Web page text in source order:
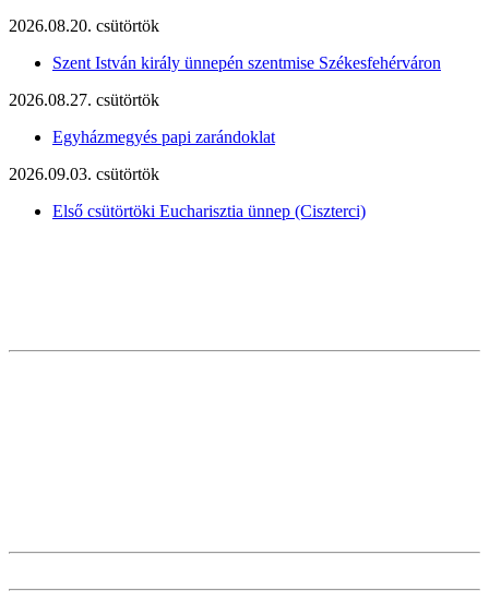
2026.08.20. csütörtök
Szent István király ünnepén szentmise Székesfehérváron
2026.08.27. csütörtök
Egyházmegyés papi zarándoklat
2026.09.03. csütörtök
Első csütörtöki Eucharisztia ünnep (Ciszterci)